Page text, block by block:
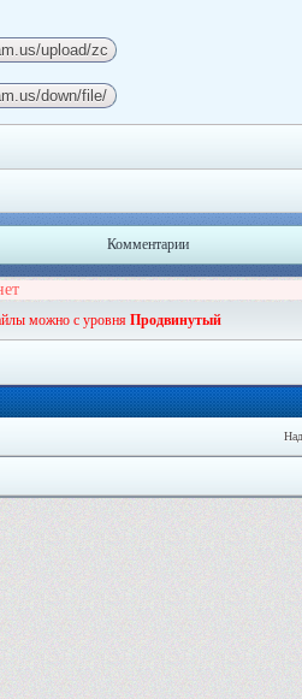
Комментарии
можно с уровня Продвинутый